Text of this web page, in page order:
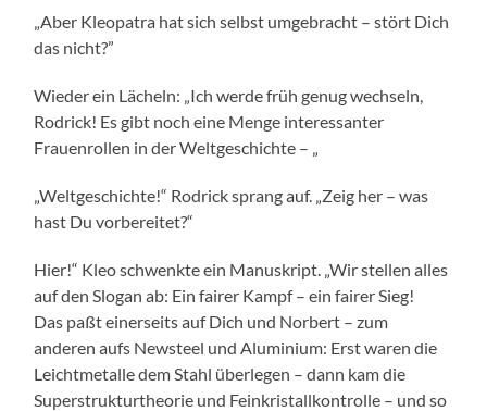
„Aber Kleopatra hat sich selbst umgebracht – stört Dich
das nicht?”
Wieder ein Lächeln: „Ich werde früh genug wechseln,
Rodrick! Es gibt noch eine Menge interessanter
Frauenrollen in der Weltgeschichte – „
„Weltgeschichte!“ Rodrick sprang auf. „Zeig her – was
hast Du vorbereitet?“
Hier!“ Kleo schwenkte ein Manuskript. „Wir stellen alles
auf den Slogan ab: Ein fairer Kampf – ein fairer Sieg!
Das paßt einerseits auf Dich und Norbert – zum
anderen aufs Newsteel und Aluminium: Erst waren die
Leichtmetalle dem Stahl überlegen – dann kam die
Superstrukturtheorie und Feinkristallkontrolle – und so